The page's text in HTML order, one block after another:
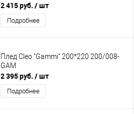
2 415 руб. / шт
Подробнее
Плед Cleo "Gammi" 200*220 200/008-
GAM
2 395 руб. / шт
Подробнее